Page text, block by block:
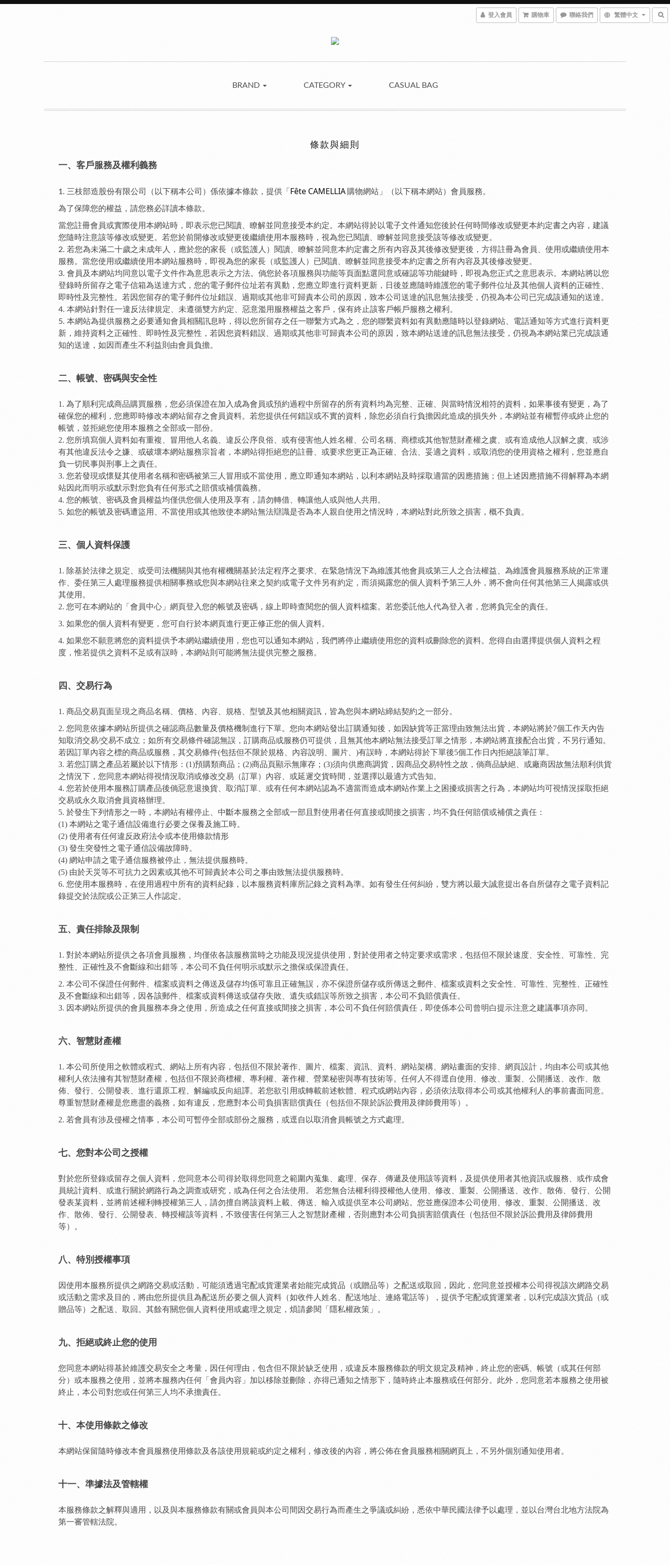
登入會員 購物車 聯絡我們 繁體中文
BRAND CATEGORY CASUAL BAG
條款與細則
一、客戶服務及權利義務
1. 三枝部造股份有限公司（以下稱本公司）係依據本條款，提供「 Fête CAMELLIA 購物網站」 （以下稱本網站）會員服務。
為了保障您的權益，請您務必詳讀本條款。
當您註冊會員或實際使用本網站時，即表示您已閱讀、瞭解並同意接受本約定。本網站得於以電子文件通知您後於任何時間修改或變更本約定書之內容，建議
您隨時注意該等修改或變更。若您於前開修改或變更後繼續使用本服務時，視為您已閱讀、瞭解並同意接受該等修改或變更。
2. 若您為未滿二十歲之未成年人，應於您的家長（或監護人）閱讀、瞭解並同意本約定書之所有內容及其後修改變更後，方得註冊為會員、使用或繼續使用本
服務。當您使用或繼續使用本網站服務時，即視為您的家長（或監護人）已閱讀、瞭解並同意接受本約定書之所有內容及其後修改變更。
3. 會員及本網站均同意以電子文件作為意思表示之方法。倘您於各項服務與功能等頁面點選同意或確認等功能鍵時，即視為您正式之意思表示。本網站將以您
登錄時所留存之電子信箱為送達方式，您的電子郵件位址若有異動，您應立即進行資料更新，日後並應隨時維護您的電子郵件位址及其他個人資料的正確性、
即時性及完整性。若因您留存的電子郵件位址錯誤、過期或其他非可歸責本公司的原因，致本公司送達的訊息無法接受，仍視為本公司已完成該通知的送達。
4. 本網站針對任一違反法律規定、未遵循雙方約定、惡意濫用服務權益之客戶，保有終止該客戶帳戶服務之權利。
5. 本網站為提供服務之必要通知會員相關訊息時，得以您所留存之任一聯繫方式為之，您的聯繫資料如有異動應隨時以登錄網站、電話通知等方式進行資料更
新，維持資料之正確性、即時性及完整性，若因您資料錯誤、過期或其他非可歸責本公司的原因，致本網站送達的訊息無法接受，仍視為本網站業已完成該通
知的送達，如因而產生不利益則由會員負擔。
二、帳號、密碼與安全性
1. 為了順利完成商品購買服務，您必須保證在加入成為會員或預約過程中所留存的所有資料均為完整、正確、與當時情況相符的資料，如果事後有變更，為了
確保您的權利，您應即時修改本網站留存之會員資料。若您提供任何錯誤或不實的資料，除您必須自行負擔因此造成的損失外，本網站並有權暫停或終止您的
帳號，並拒絕您使用本服務之全部或一部份。
2. 您所填寫個人資料如有重複、冒用他人名義、違反公序良俗、或有侵害他人姓名權、公司名稱、商標或其他智慧財產權之虞、或有造成他人誤解之虞、或涉
有其他違反法令之嫌、或破壞本網站服務宗旨者，本網站得拒絕您的註冊、或要求您更正為正確、合法、妥適之資料，或取消您的使用資格之權利，您並應自
負一切民事與刑事上之責任。
3. 您若發現或懷疑其使用者名稱和密碼被第三人冒用或不當使用，應立即通知本網站，以利本網站及時採取適當的因應措施；但上述因應措施不得解釋為本網
站因此而明示或默示對您負有任何形式之賠償或補償義務。
4. 您的帳號、密碼及會員權益均僅供您個人使用及享有，請勿轉借、轉讓他人或與他人共用。
5. 如您的帳號及密碼遭盜用、不當使用或其他致使本網站無法辯識是否為本人親自使用之情況時，本網站對此所致之損害，概不負責。
三、個人資料保護
1. 除基於法律之規定、或受司法機關與其他有權機關基於法定程序之要求、在緊急情況下為維護其他會員或第三人之合法權益、為維護會員服務系統的正常運
作、委任第三人處理服務提供相關事務或您與本網站往來之契約或電子文件另有約定，而須揭露您的個人資料予第三人外，將不會向任何其他第三人揭露或供
其使用。
2. 您可在本網站的「會員中心」網頁登入您的帳號及密碼，線上即時查閱您的個人資料檔案。若您委託他人代為登入者，您將負完全的責任。
3. 如果您的個人資料有變更，您可自行於本網頁進行更正修正您的個人資料。
4. 如果您不願意將您的資料提供予本網站繼續使用，您也可以通知本網站，我們將停止繼續使用您的資料或刪除您的資料。您得自由選擇提供個人資料之程
度，惟若提供之資料不足或有誤時，本網站則可能將無法提供完整之服務。
四、交易行為
1. 商品交易頁面呈現之商品名稱、價格、內容、規格、型號及其他相關資訊，皆為您與本網站締結契約之一部分。
2. 您同意依據本網站所提供之確認商品數量及價格機制進行下單。您向本網站發出訂購通知後，如因缺貨等正當理由致無法出貨，本網站將於7個工作天內告
知取消交易/交易不成立；如所有交易條件確認無誤，訂購商品或服務仍可提供，且無其他本網站無法接受訂單之情形，本網站將直接配合出貨，不另行通知。
若因訂單內容之標的商品或服務，其交易條件(包括但不限於規格、內容說明、圖片、)有誤時，本網站得於下單後5個工作日內拒絕該筆訂單。
3. 若您訂購之產品若屬於以下情形：(1)預購類商品；(2)商品頁顯示無庫存；(3)須向供應商調貨，因商品交易特性之故，倘商品缺絕、或廠商因故無法順利供貨
之情況下，您同意本網站得視情況取消或修改交易（訂單）內容、或延遲交貨時間，並選擇以最適方式告知。
4. 您若於使用本服務訂購產品後倘惡意退換貨、取消訂單、或有任何本網站認為不適當而造成本網站作業上之困擾或損害之行為，本網站均可視情況採取拒絕
交易或永久取消會員資格辦理。
5. 於發生下列情形之一時，本網站有權停止、中斷本服務之全部或一部且對使用者任何直接或間接之損害，均不負任何賠償或補償之責任：
(1) 本網站之電子通信設備進行必要之保養及施工時。
(2) 使用者有任何違反政府法令或本使用條款情形
(3) 發生突發性之電子通信設備故障時。
(4) 網站申請之電子通信服務被停止，無法提供服務時。
(5) 由於天災等不可抗力之因素或其他不可歸責於本公司之事由致無法提供服務時。
6. 您使用本服務時，在使用過程中所有的資料紀錄，以本服務資料庫所記錄之資料為準。如有發生任何糾紛，雙方將以最大誠意提出各自所儲存之電子資料記
錄提交於法院或公正第三人作認定。
五、責任排除及限制
1. 對於本網站所提供之各項會員服務，均僅依各該服務當時之功能及現況提供使用，對於使用者之特定要求或需求，包括但不限於速度、安全性、可靠性、完
整性、正確性及不會斷線和出錯等，本公司不負任何明示或默示之擔保或保證責任。
2. 本公司不保證任何郵件、檔案或資料之傳送及儲存均係可靠且正確無誤，亦不保證所儲存或所傳送之郵件、檔案或資料之安全性、可靠性、完整性、正確性
及不會斷線和出錯等，因各該郵件、檔案或資料傳送或儲存失敗、遺失或錯誤等所致之損害，本公司不負賠償責任。
3. 因本網站所提供的會員服務本身之使用，所造成之任何直接或間接之損害，本公司不負任何賠償責任，即使係本公司曾明白提示注意之建議事項亦同。
六、智慧財產權
1. 本公司所使用之軟體或程式、網站上所有內容，包括但不限於著作、圖片、檔案、資訊、資料、網站架構、網站畫面的安排、網頁設計，均由本公司或其他
權利人依法擁有其智慧財產權，包括但不限於商標權、專利權、著作權、營業秘密與專有技術等。任何人不得逕自使用、修改、重製、公開播送、改作、散
佈、發行、公開發表、進行還原工程、解編或反向組譯。若您欲引用或轉載前述軟體、程式或網站內容，必須依法取得本公司或其他權利人的事前書面同意。
尊重智慧財產權是您應盡的義務，如有違反，您應對本公司負損害賠償責任（包括但不限於訴訟費用及律師費用等）。
2. 若會員有涉及侵權之情事，本公司可暫停全部或部份之服務，或逕自以取消會員帳號之方式處理。
七、您對本公司之授權
對於您所登錄或留存之個人資料，您同意本公司得於取得您同意之範圍內蒐集、處理、保存、傳遞及使用該等資料，及提供使用者其他資訊或服務、或作成會
員統計資料、或進行關於網路行為之調查或研究，或為任何之合法使用。 若您無合法權利得授權他人使用、修改、重製、公開播送、改作、散佈、發行、公開
發表某資料，並將前述權利轉授權第三人，請勿擅自將該資料上載、傳送、輸入或提供至本公司網站。您並應保證本公司使用、修改、重製、公開播送、改
作、散佈、發行、公開發表、轉授權該等資料，不致侵害任何第三人之智慧財產權，否則應對本公司負損害賠償責任（包括但不限於訴訟費用及律師費用
等）。
八、特別授權事項
因使用本服務所提供之網路交易或活動，可能須透過宅配或貨運業者始能完成貨品（或贈品等）之配送或取回，因此，您同意並授權本公司得視該次網路交易
或活動之需求及目的，將由您所提供且為配送所必要之個人資料（如收件人姓名、配送地址、連絡電話等），提供予宅配或貨運業者，以利完成該次貨品（或
贈品等）之配送、取回。其餘有關您個人資料使用或處理之規定，煩請參閱「隱私權政策」。
九、拒絕或終止您的使用
您同意本網站得基於維護交易安全之考量，因任何理由，包含但不限於缺乏使用，或違反本服務條款的明文規定及精神，終止您的密碼、帳號（或其任何部
分）或本服務之使用，並將本服務內任何「會員內容」加以移除並刪除，亦得已通知之情形下，隨時終止本服務或任何部分。此外，您同意若本服務之使用被
終止，本公司對您或任何第三人均不承擔責任。
十、本使用條款之修改
本網站保留隨時修改本會員服務使用條款及各該使用規範或約定之權利，修改後的內容，將公佈在會員服務相關網頁上，不另外個別通知使用者。
十一、準據法及管轄權
本服務條款之解釋與適用，以及與本服務條款有關或會員與本公司間因交易行為而產生之爭議或糾紛，悉依中華民國法律予以處理，並以台灣台北地方法院為
第一審管轄法院。